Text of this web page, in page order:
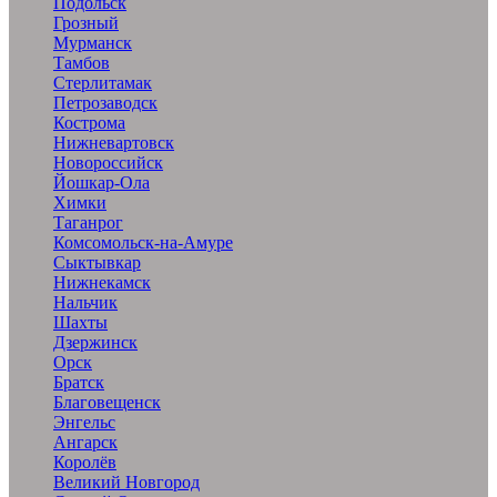
Грозный
Мурманск
Тамбов
Стерлитамак
Петрозаводск
Кострома
Нижневартовск
Новороссийск
Йошкар-Ола
Химки
Таганрог
Комсомольск-на-Амуре
Сыктывкар
Нижнекамск
Нальчик
Шахты
Дзержинск
Орск
Братск
Благовещенск
Энгельс
Ангарск
Королёв
Великий Новгород